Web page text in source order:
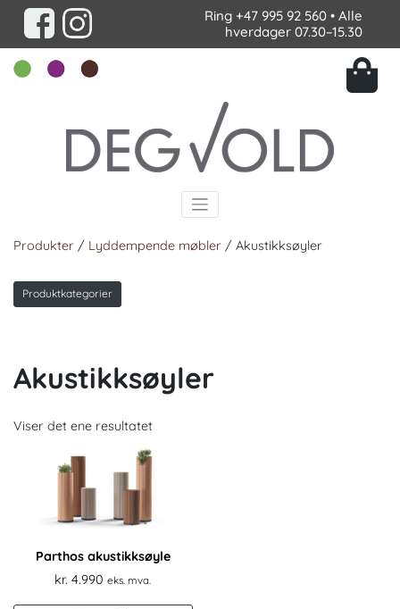
Ring +47 995 92 560 • Alle
hverdager 07.30–15.30
Produkter / Lyddempende møbler / Akustikksøyler
Produktkategorier
Akustikksøyler
Viser det ene resultatet
Parthos akustikksøyle
kr. 4.990 eks. mva.